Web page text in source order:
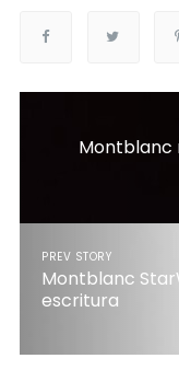
Montblanc
PREV STORY
Montblanc
escritura